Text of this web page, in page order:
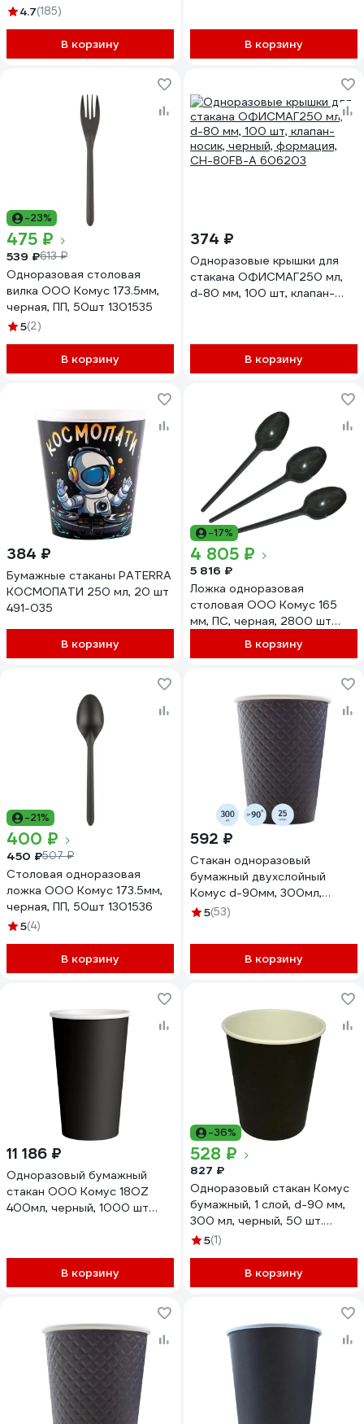
черные 607833
4.7(185)
В корзину В корзину
-23%
475 ₽
539 ₽613 ₽
Одноразовая столовая
вилка ООО Комус 173.5мм,
черная, ПП, 50шт 1301535
5(2)
В корзину
374 ₽
Одноразовые крышки для
стакана ОФИСМАГ250 мл,
d-80 мм, 100 шт, клапан-
В корзину
384 ₽
Бумажные стаканы PATERRA
КОСМОПАТИ 250 мл, 20 шт
491-035
В корзину
-17%
4 805 ₽
5 816 ₽
Ложка одноразовая
столовая ООО Комус 165
мм, ПС, черная, 2800 шт
В корзину
-21%
400 ₽
450 ₽507 ₽
Столовая одноразовая
ложка ООО Комус 173.5мм,
черная, ПП, 50шт 1301536
5(4)
В корзину
592 ₽
Стакан одноразовый
бумажный двухслойный
Комус d-90мм, 300мл,
Waffle Black, 25шт 1968575
5(53)
В корзину
11 186 ₽
Одноразовый бумажный
стакан ООО Комус 18OZ
400мл, черный, 1000 шт
В корзину
-36%
528 ₽
827 ₽
Одноразовый стакан Комус
бумажный, 1 слой, d-90 мм,
300 мл, черный, 50 шт.
864626
5(1)
В корзину